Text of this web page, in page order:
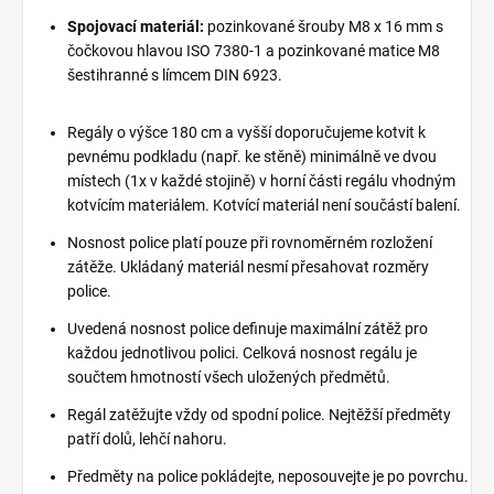
Spojovací materiál: pozinkované šrouby M8 x 16 mm s
čočkovou hlavou ISO 7380-1 a pozinkované matice M8
šestihranné s límcem DIN 6923.
Regály o výšce 180 cm a vyšší doporučujeme kotvit k
pevnému podkladu (např. ke stěně) minimálně ve dvou
místech (1x v každé stojině) v horní části regálu vhodným
kotvícím materiálem. Kotvící materiál není součástí balení.
Nosnost police platí pouze při rovnoměrném rozložení
zátěže. Ukládaný materiál nesmí přesahovat rozměry
police.
Uvedená nosnost police definuje maximální zátěž pro
každou jednotlivou polici. Celková nosnost regálu je
součtem hmotností všech uložených předmětů.
Regál zatěžujte vždy od spodní police. Nejtěžší předměty
patří dolů, lehčí nahoru.
Předměty na police pokládejte, neposouvejte je po povrchu.